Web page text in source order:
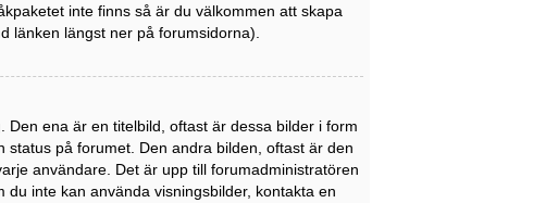
inte finns så är du välkommen att skapa
länken längst ner på forumsidorna).
ena är en titelbild, oftast är dessa bilder i form
på forumet. Den andra bilden, oftast är den
användare. Det är upp till forumadministratören
inte kan använda visningsbilder, kontakta en